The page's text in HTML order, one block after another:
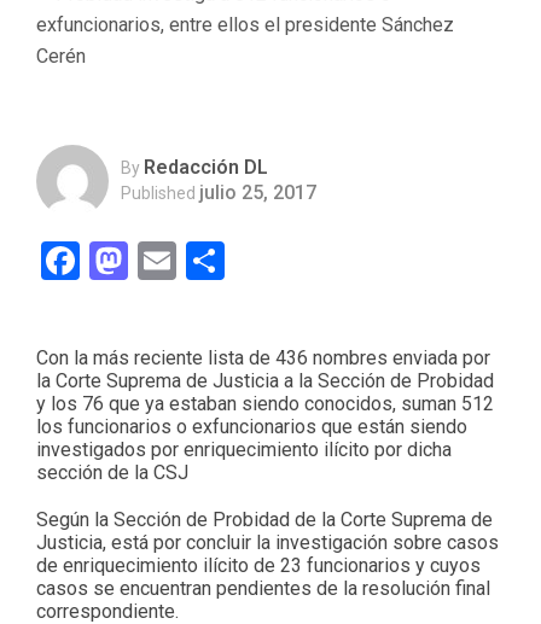
By Redacción DL
Published julio 25, 2017
Facebook
Mastodon
Email
Con la más reciente lista de 436 nombres enviada por
la Corte Suprema de Justicia a la Sección de Probidad
y los 76 que ya estaban siendo conocidos, suman 512
los funcionarios o exfuncionarios que están siendo
investigados por enriquecimiento ilícito por dicha
sección de la CSJ
Según la Sección de Probidad de la Corte Suprema de
Justicia, está por concluir la investigación sobre casos
de enriquecimiento ilícito de 23 funcionarios y cuyos
casos se encuentran pendientes de la resolución final
correspondiente.